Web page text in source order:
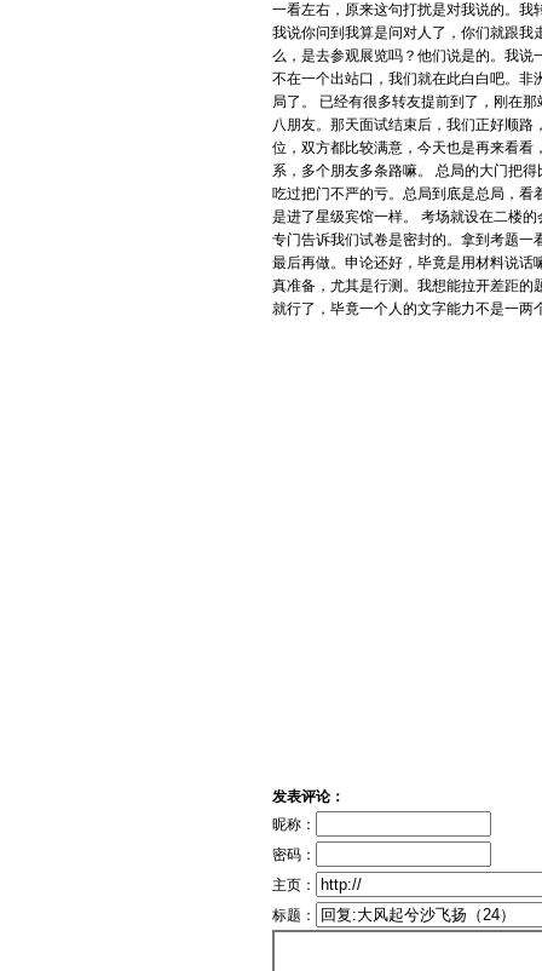
一看左右，原来这句打扰是对我说的。我
我说你问到我算是问对人了，你们就跟
么，是去参观展览吗？他们说是的。我说
不在一个出站口，我们就在此白白吧。非
局了。 已经有很多转友提前到了，刚在
八朋友。那天面试结束后，我们正好顺
位，双方都比较满意，今天也是再来看
系，多个朋友多条路嘛。 总局的大门把
吃过把门不严的亏。总局到底是总局，
是进了星级宾馆一样。 考场就设在二楼
专门告诉我们试卷是密封的。拿到考题一
最后再做。申论还好，毕竟是用材料说话
真准备，尤其是行测。我想能拉开差距
就行了，毕竟一个人的文字能力不是一两
发表评论：
昵称：
密码：
主页：
标题：